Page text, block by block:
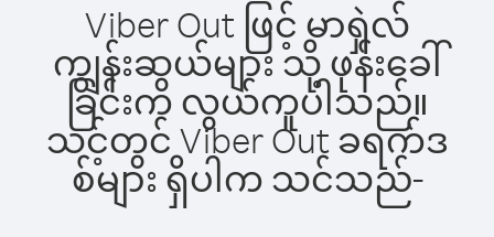
Viber Out ဖြင့် မာရှဲလ်
ကျွန်းဆွယ်များ သို့ ဖုန်းခေါ်
ခြင်းက လွယ်ကူပါသည်။
သင့်တွင် Viber Out ခရက်ဒ
စ်များ ရှိပါက သင်သည်-